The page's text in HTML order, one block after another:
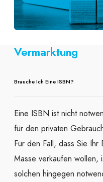
Vermarktung
Brauche Ich Eine ISBN?
Eine ISBN ist nicht
für den privaten
Für den Fall, dass Sie
Masse verkaufen wollen,
solchen hingegen